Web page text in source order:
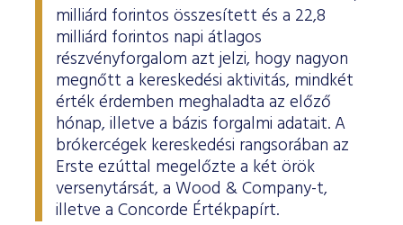
milliárd forintos összesített és a 22,8
milliárd forintos napi átlagos
részvényforgalom azt jelzi, hogy nagyon
megnőtt a kereskedési aktivitás, mindkét
érték érdemben meghaladta az előző
hónap, illetve a bázis forgalmi adatait. A
brókercégek kereskedési rangsorában az
Erste ezúttal megelőzte a két örök
versenytársát, a Wood & Company-t,
illetve a Concorde Értékpapírt.